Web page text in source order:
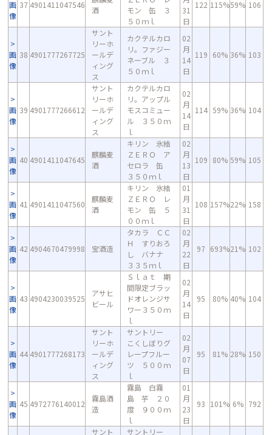
画
像
37 4901411047546
酒
モン 缶 ３
５０ｍｌ
31
日
122 115%59% 106
画
像
38 4901777267725
サント
リーホ
ールデ
ィング
ス
カクテルカロ
リ。ファジー
ネーブル ３
５０ｍｌ
02
月
14
日
119 60% 36% 103
画
像
39 4901777266612
サント
リーホ
ールデ
ィング
ス
カクテルカロ
リ。アップル
モスコミュー
ル ３５０ｍ
ｌ
02
月
14
日
114 59% 36% 104
画
像
40 4901411047645
麒麟麦
酒
キリン 氷結
ＺＥＲＯ ア
セロラ 缶
３５０ｍｌ
02
月
13
日
109 80% 59% 105
画
像
41 4901411047560
麒麟麦
酒
キリン 氷結
ＺＥＲＯ レ
モン 缶 ５
００ｍｌ
01
月
31
日
108 157%22% 158
画
像
42 4904670479998 宝酒造
タカラ ＣＣ
Ｈ すりおろ
し バナナ
３３５ｍｌ
02
月
22
日
97 693%21% 102
画
像
43 4904230039525
アサヒ
ビール
Ｓｌａｔ 期
間限定ブラッ
ドオレンジサ
ワー３５０ｍ
ｌ
02
月
14
日
95 80% 40% 104
画
像
44 4901777268173
サント
リーホ
ールデ
ィング
ス
サントリー
こくしぼりグ
レープフルー
ツ ５００ｍ
ｌ
02
月
07
日
95 81% 28% 150
画
像
45 4972776140012
霧島酒
造
霧島 白霧
島 芋 ２０
度 ９００ｍ
ｌ
01
月
23
日
93 101% 6% 792
サント
サントリー